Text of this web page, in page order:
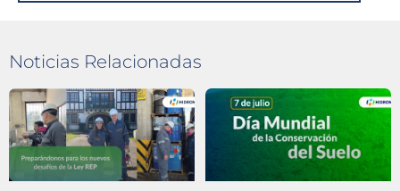
Noticias Relacionadas